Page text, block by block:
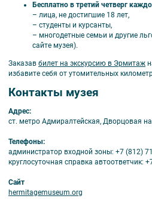
Бесплатно в третий четверг
– лица, не достигшие 18 лет,
– студенты и курсанты,
– многодетные семьи и другие
сайте музея).
Заказав билет на экскурсию в Эрмитаж
избавите себя от утомительных
Контакты музея
Адрес:
ст. метро Адмиралтейская, Дворцовая
Телефоны:
администратор входной зоны: +7 (812)
круглосуточная справка автоответчик:
Сайт
hermitagemuseum.org